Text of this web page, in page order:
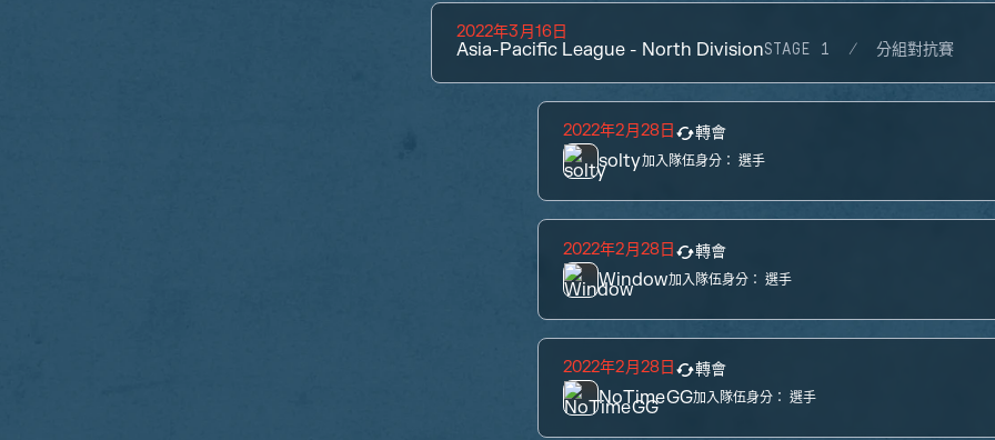
2022年3月16日
Asia-Pacific League - North DivisionSTAGE 1 分組對抗賽
2022年2月28日 轉會
solty加入隊伍身分： 選手
2022年2月28日 轉會
Window加入隊伍身分： 選手
2022年2月28日 轉會
NoTimeGG加入隊伍身分： 選手